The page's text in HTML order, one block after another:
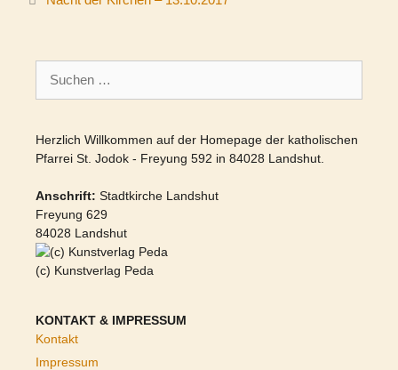
nach:
Herzlich Willkommen auf der Homepage der katholischen
Pfarrei St. Jodok - Freyung 592 in 84028 Landshut.
Anschrift: Stadtkirche Landshut
Freyung 629
84028 Landshut
(c) Kunstverlag Peda
KONTAKT & IMPRESSUM
Kontakt
Impressum